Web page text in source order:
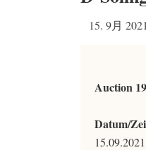
15. 9月 2021
Auction
Datum/